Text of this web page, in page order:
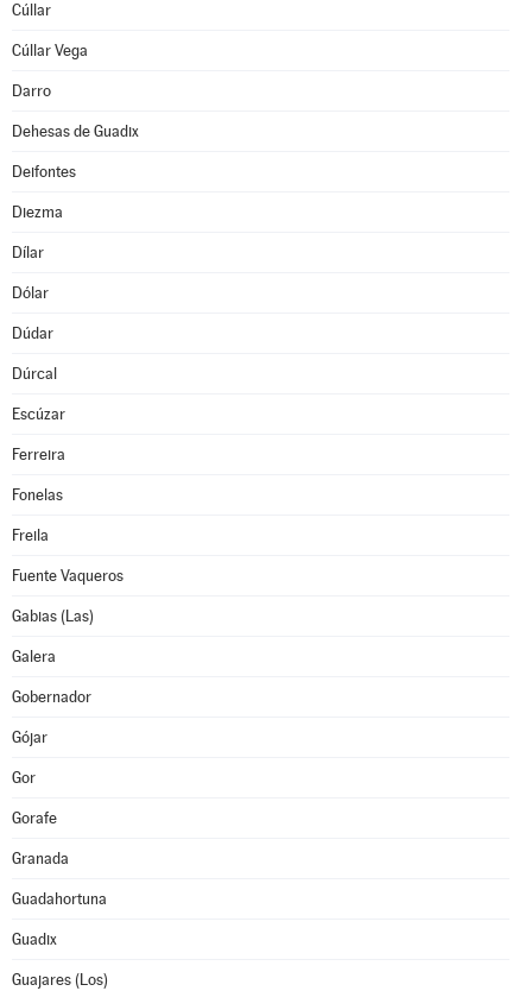
Cúllar
Cúllar Vega
Darro
Dehesas de Guadix
Deifontes
Diezma
Dílar
Dólar
Dúdar
Dúrcal
Escúzar
Ferreira
Fonelas
Freila
Fuente Vaqueros
Gabias (Las)
Galera
Gobernador
Gójar
Gor
Gorafe
Granada
Guadahortuna
Guadix
Guajares (Los)